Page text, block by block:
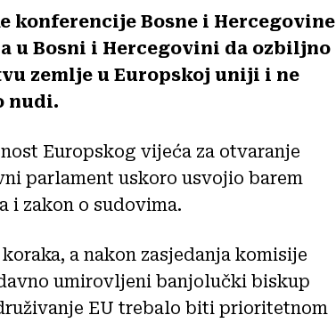
konferencije Bosne i Hercegovine
u Bosni i Hercegovini da ozbiljno
zemlje u Europskoj uniji i ne
nudi.
Europskog vijeća za otvaranje
parlament uskoro usvojio barem
i zakon o sudovima.
a nakon zasjedanja komisije
umirovljeni banjolučki biskup
EU trebalo biti prioritetnom